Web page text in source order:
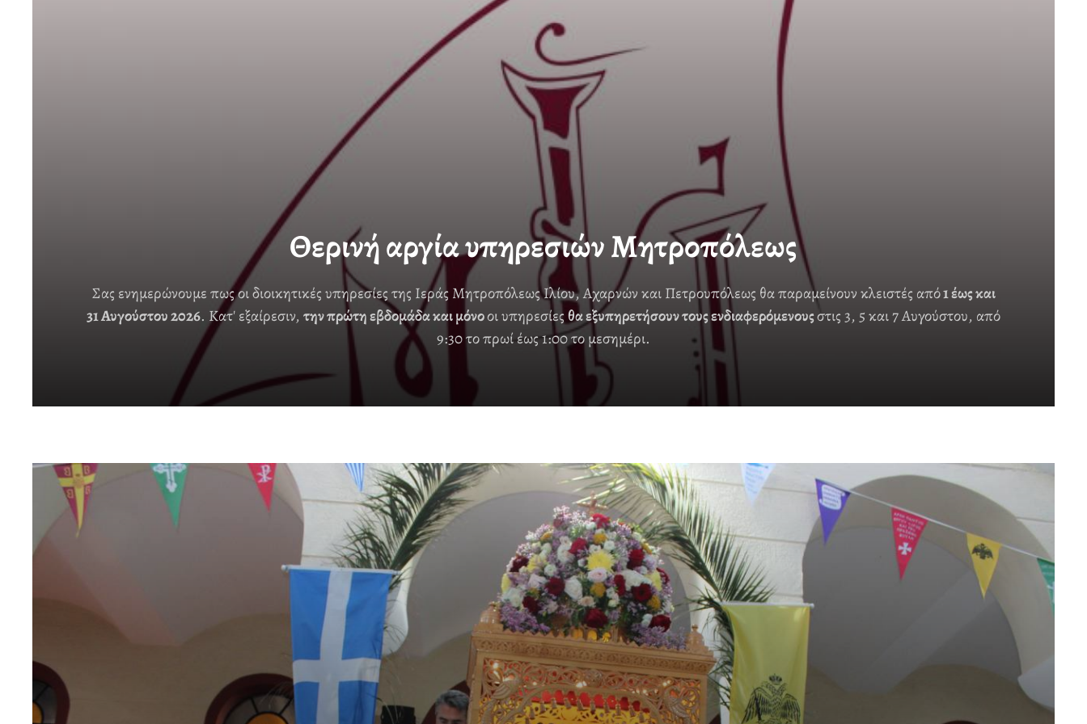
Θερινή αργία υπηρεσιών Μητροπόλεως
Σας ενημερώνουμε πως οι διοικητικές υπηρεσίες της Ιεράς Μητροπόλεως Ιλίου, Αχαρνών και Πετρουπόλεως θα παραμείνουν κλειστές από1 έως και
31 Αυγούστου 2026. Κατ' εξαίρεσιν,την πρώτη εβδομάδα και μόνοοι υπηρεσίεςθα εξυπηρετήσουν τους ενδιαφερόμενουςστις 3, 5 και 7 Αυγούστου, από
9:30 το πρωί έως 1:00 το μεσημέρι.